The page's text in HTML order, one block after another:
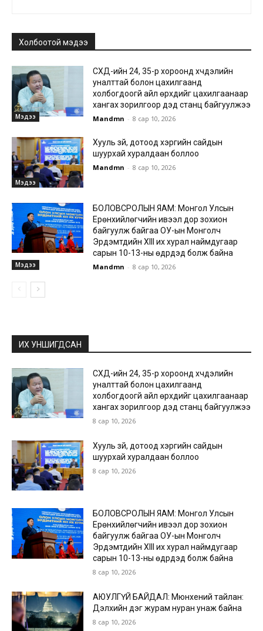
Холбоотой мэдээ
Мэдээ
СХД-ийн 24, 35-р хороонд хүчдэлийн
уналттай болон цахилгаанд
холбогдоогүй айл өрхүүдийг цахилгаанаар
хангах зорилгоор дэд станц байгуулжээ
Mandmn - 8 сар 10, 2026
Мэдээ
Хууль зүй, дотоод хэргийн сайдын
шуурхай хуралдаан боллоо
Mandmn - 8 сар 10, 2026
Мэдээ
БОЛОВСРОЛЫН ЯАМ: Монгол Улсын
Ерөнхийлөгчийн ивээл дор зохион
байгуулж байгаа ОУ-ын Монголч
Эрдэмтдийн XIII их хурал наймдугаар
сарын 10-13-ны өдрүүдэд болж байна
Mandmn - 8 сар 10, 2026
ИХ УНШИГДСАН
СХД-ийн 24, 35-р хороонд хүчдэлийн
уналттай болон цахилгаанд
холбогдоогүй айл өрхүүдийг цахилгаанаар
хангах зорилгоор дэд станц байгуулжээ
8 сар 10, 2026
Хууль зүй, дотоод хэргийн сайдын
шуурхай хуралдаан боллоо
8 сар 10, 2026
БОЛОВСРОЛЫН ЯАМ: Монгол Улсын
Ерөнхийлөгчийн ивээл дор зохион
байгуулж байгаа ОУ-ын Монголч
Эрдэмтдийн XIII их хурал наймдугаар
сарын 10-13-ны өдрүүдэд болж байна
8 сар 10, 2026
АЮУЛГҮЙ БАЙДАЛ: Мюнхений тайлан:
Дэлхийн дэг журам нуран унаж байна
8 сар 10, 2026